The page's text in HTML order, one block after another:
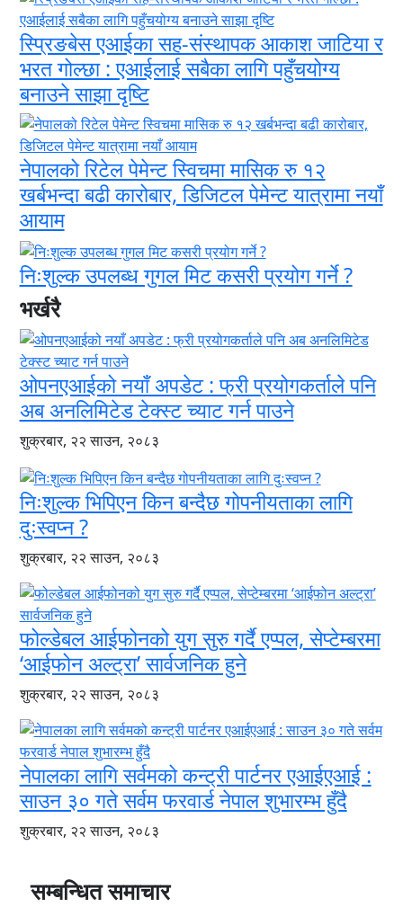
स्प्रिङबेस एआईका सह-संस्थापक आकाश जाटिया र
भरत गोल्छा : एआईलाई सबैका लागि पहुँचयोग्य
बनाउने साझा दृष्टि
नेपालको रिटेल पेमेन्ट स्विचमा मासिक रु १२
खर्बभन्दा बढी कारोबार, डिजिटल पेमेन्ट यात्रामा नयाँ
आयाम
निःशुल्क उपलब्ध गुगल मिट कसरी प्रयोग गर्ने ?
भर्खरै
ओपनएआईको नयाँ अपडेट : फ्री प्रयोगकर्ताले पनि
अब अनलिमिटेड टेक्स्ट च्याट गर्न पाउने
शुक्रबार, २२ साउन, २०८३
निःशुल्क भिपिएन किन बन्दैछ गोपनीयताका लागि
दुःस्वप्न ?
शुक्रबार, २२ साउन, २०८३
फोल्डेबल आईफोनको युग सुरु गर्दै एप्पल, सेप्टेम्बरमा
‘आईफोन अल्ट्रा’ सार्वजनिक हुने
शुक्रबार, २२ साउन, २०८३
नेपालका लागि सर्वमको कन्ट्री पार्टनर एआईएआई :
साउन ३० गते सर्वम फरवार्ड नेपाल शुभारम्भ हुँदै
शुक्रबार, २२ साउन, २०८३
सम्बन्धित समाचार